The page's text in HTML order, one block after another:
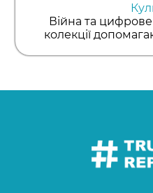
Війна та
колекції